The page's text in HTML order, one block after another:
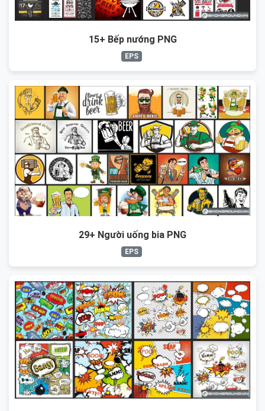
15+ Bếp nướng PNG
EPS
29+ Người uống bia PNG
EPS